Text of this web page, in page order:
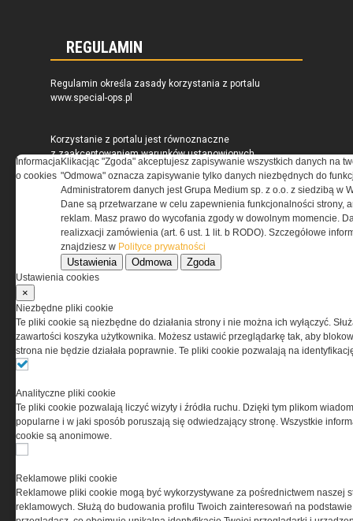
REGULAMIN
Regulamin określa zasady korzystania z portalu
www.special-ops.pl
Korzystanie z portalu jest równoznaczne
z zaakceptowaniem warunków ustanowionych
przez Grupa MEDIUM Spółka z ograniczoną
odpowiedzialnością Spółka komandytowa, nr KRS:
0000537655, NIP 1132860378, REGON 146393437
(zwana dalej Grupa MEDIUM) w postaci Regulaminu.
Przeczytaj regulamin
PRYWATNOŚĆ
w celu świadczenia usług na najwyższym poziomie,
w tym w sposób dostosowany do indywidualnych potrzeb.
Korzystanie z witryny bez zmiany ustawień dotyczących
cookies oznacza, że będą one zamieszczane w Twoim
cookies. Nim Państwo zaczną korzystać z naszego
serwisu prosimy o zapoznanie się z nasząpolityką
prywatności orazinformacją o cookies.
Informacja
o cookies
Klikacjąc "Zgoda" akceptujesz zapisywanie wszystkich danych na
"Odmowa" oznacza zapisywanie tylko danych niezbędnych do
Administratorem danych jest Grupa Medium sp. z o.o. z siedzibą w
Dane są przetwarzane w celu zapewnienia funkcjonalności strony,
reklam. Masz prawo do wycofania zgody w dowolnym momencie.
realizxacji zamówienia (art. 6 ust. 1 lit. b RODO). Szczegółowe
znajdziesz w Polityce prywatności
Ustawienia Odmowa Zgoda
Ustawienia cookies
×
Niezbędne pliki cookie
Te pliki cookie są niezbędne do działania strony i nie można ich wyłączyć.
zawartości koszyka użytkownika. Możesz ustawić przeglądarkę tak, aby
strona nie będzie działała poprawnie. Te pliki cookie pozwalają na
Analityczne pliki cookie
Te pliki cookie pozwalają liczyć wizyty i źródła ruchu. Dzięki tym plikom
popularne i w jaki sposób poruszają się odwiedzający stronę. Wszystkie
cookie są anonimowe.
Reklamowe pliki cookie
Reklamowe pliki cookie mogą być wykorzystywane za pośrednictwem naszej
reklamowych. Służą do budowania profilu Twoich zainteresowań na